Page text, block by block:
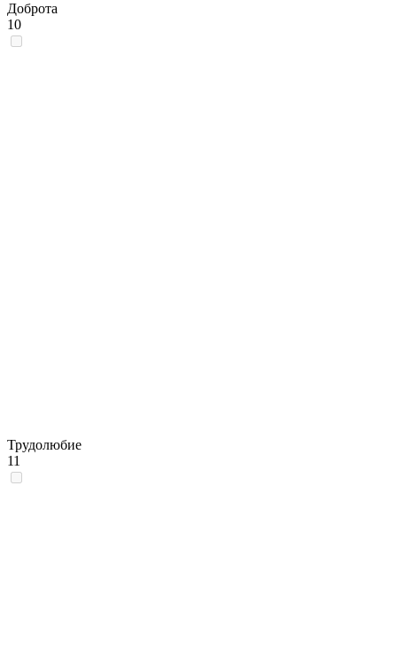
Доброта
10
Трудолюбие
11